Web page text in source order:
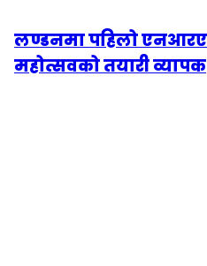
लण्डनमा पहिलो
महोत्सवको तयारी व्यापक